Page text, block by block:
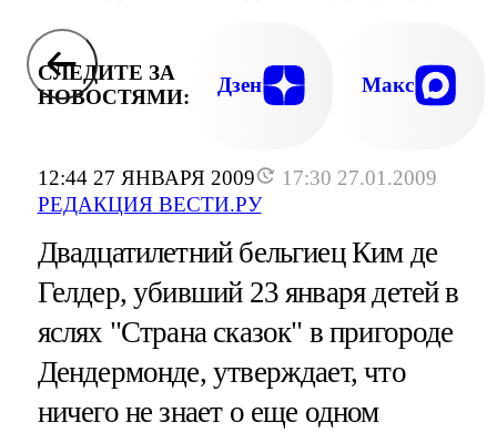
12:44 27 ЯНВАРЯ 2009
17:30 27.01.2009
РЕДАКЦИЯ ВЕСТИ.РУ
СЛЕДИТЕ ЗА
НОВОСТЯМИ:
Дзен Макс
Двадцатилетний бельгиец Ким де
Гелдер, убивший 23 января детей в
яслях "Страна сказок" в пригороде
Дендермонде, утверждает, что
ничего не знает о еще одном